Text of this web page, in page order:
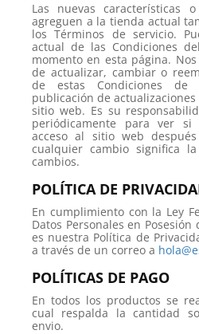
Las nuevas características
agreguen a la tienda actual
los Términos de servicio.
actual de las Condiciones
momento en esta página.
de actualizar, cambiar o
de estas Condiciones de
publicación de
sitio web. Es su
periódicamente para ver
acceso al sitio web
cualquier cambio significa
cambios.
POLÍTICA DE
En cumplimiento con la Ley
Datos Personales en
es nuestra Política de
a través de un correo a
POLÍTICAS DE PAGO
En todos los productos se
cual respalda la cantidad
envio.